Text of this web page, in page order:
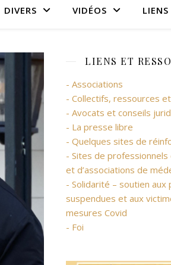
DIVERS VIDÉOS LIENS
LIENS ET
- Associations
- Collectifs, ressources
- Avocats et conseils
- La presse libre
- Quelques sites de
- Sites de professionnels
et d’associations de
- Solidarité – soutien aux
suspendues et aux
mesures Covid
- Foi